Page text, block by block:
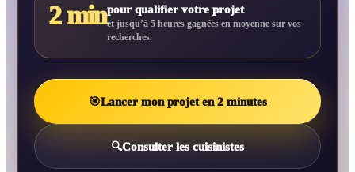
2 minpour qualifier votre projet
et jusqu’à 5 heures gagnées en moyenne sur vos
recherches.
🎯Lancer mon projet en 2 minutes
🔍Consulter les cuisinistes